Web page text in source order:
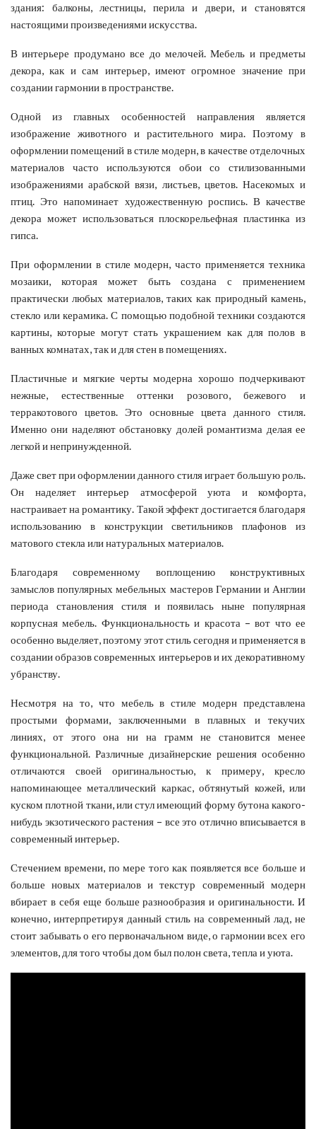
здания: балконы, лестницы, перила и двери, и становятся
настоящими произведениями искусства.
В интерьере продумано все до мелочей. Мебель и предметы
декора, как и сам интерьер, имеют огромное значение при
создании гармонии в пространстве.
Одной из главных особенностей направления является
изображение животного и растительного мира. Поэтому в
оформлении помещений в стиле модерн, в качестве отделочных
материалов часто используются обои со стилизованными
изображениями арабской вязи, листьев, цветов. Насекомых и
птиц. Это напоминает художественную роспись. В качестве
декора может использоваться плоскорельефная пластинка из
гипса.
При оформлении в стиле модерн, часто применяется техника
мозаики, которая может быть создана с применением
практически любых материалов, таких как природный камень,
стекло или керамика. С помощью подобной техники создаются
картины, которые могут стать украшением как для полов в
ванных комнатах, так и для стен в помещениях.
Пластичные и мягкие черты модерна хорошо подчеркивают
нежные, естественные оттенки розового, бежевого и
терракотового цветов. Это основные цвета данного стиля.
Именно они наделяют обстановку долей романтизма делая ее
легкой и непринужденной.
Даже свет при оформлении данного стиля играет большую роль.
Он наделяет интерьер атмосферой уюта и комфорта,
настраивает на романтику. Такой эффект достигается благодаря
использованию в конструкции светильников плафонов из
матового стекла или натуральных материалов.
Благодаря современному воплощению конструктивных
замыслов популярных мебельных мастеров Германии и Англии
периода становления стиля и появилась ныне популярная
корпусная мебель. Функциональность и красота – вот что ее
особенно выделяет, поэтому этот стиль сегодня и применяется в
создании образов современных интерьеров и их декоративному
убранству.
Несмотря на то, что мебель в стиле модерн представлена
простыми формами, заключенными в плавных и текучих
линиях, от этого она ни на грамм не становится менее
функциональной. Различные дизайнерские решения особенно
отличаются своей оригинальностью, к примеру, кресло
напоминающее металлический каркас, обтянутый кожей, или
куском плотной ткани, или стул имеющий форму бутона какого-
нибудь экзотического растения – все это отлично вписывается в
современный интерьер.
Стечением времени, по мере того как появляется все больше и
больше новых материалов и текстур современный модерн
вбирает в себя еще больше разнообразия и оригинальности. И
конечно, интерпретируя данный стиль на современный лад, не
стоит забывать о его первоначальном виде, о гармонии всех его
элементов, для того чтобы дом был полон света, тепла и уюта.